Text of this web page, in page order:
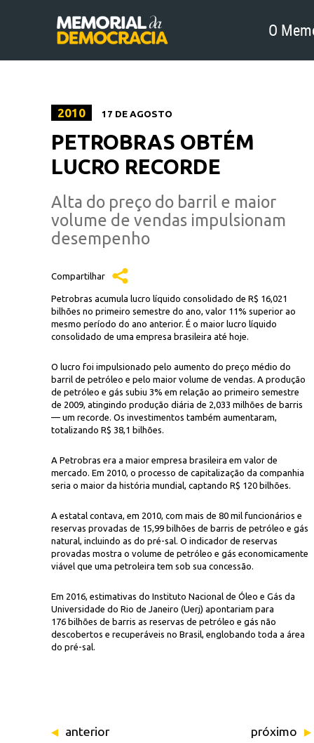
O
2010 17 DE AGOSTO
PETROBRAS OBTÉM
LUCRO RECORDE
Alta do preço do barril e maior
volume de vendas impulsionam
desempenho
Compartilhar
Petrobras acumula lucro líquido consolidado de R$ 16,021
bilhões no primeiro semestre do ano, valor 11% superior ao
mesmo período do ano anterior. É o maior lucro líquido
consolidado de uma empresa brasileira até hoje.
O lucro foi impulsionado pelo aumento do preço médio do
barril de petróleo e pelo maior volume de vendas. A produção
de petróleo e gás subiu 3% em relação ao primeiro semestre
de 2009, atingindo produção diária de 2,033 milhões de barris
— um recorde. Os investimentos também aumentaram,
totalizando R$ 38,1 bilhões.
A Petrobras era a maior empresa brasileira em valor de
mercado. Em 2010, o processo de capitalização da companhia
seria o maior da história mundial, captando R$ 120 bilhões.
A estatal contava, em 2010, com mais de 80 mil funcionários e
reservas provadas de 15,99 bilhões de barris de petróleo e gás
natural, incluindo as do pré-sal. O indicador de reservas
provadas mostra o volume de petróleo e gás economicamente
viável que uma petroleira tem sob sua concessão.
Em 2016, estimativas do Instituto Nacional de Óleo e Gás da
Universidade do Rio de Janeiro (Uerj) apontariam para
176 bilhões de barris as reservas de petróleo e gás não
descobertos e recuperáveis no Brasil, englobando toda a área
do pré-sal.
anterior próximo